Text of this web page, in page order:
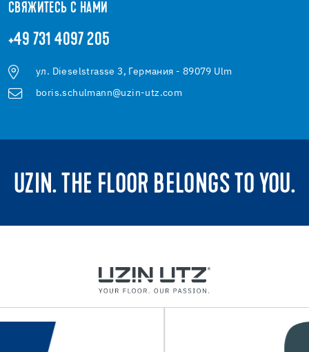
СВЯЖИТЕСЬ С НАМИ
+49 731 4097 205
ул. Dieselstrasse 3, Германия - 89079 Ulm
boris.schulmann@uzin-utz.com
UZIN. THE FLOOR BELONGS TO YOU.